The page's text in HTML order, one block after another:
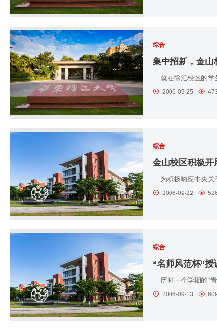
综合
集中招新，金山
就在徐汇校区的学
2006-09-25
综合
金山校区积极开
为积极响应中央关
2006-09-22
综合
“名师风范杯”授
历时一个学期的“
2006-09-13